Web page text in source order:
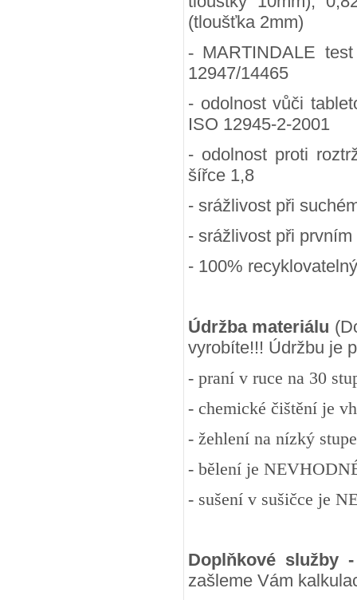
(tloušťka 2mm)
- MARTINDALE
12947/14465
- odolnost vůči
ISO 12945-2-2001
- odolnost proti
šířce 1,8
- srážlivost při
- srážlivost při
- 100% recyklovatelný
Údržba materiálu
vyrobíte!!! Údržbu je
- praní v ruce na 30
- chemické čištění je
- žehlení na nízký
- bělení je
- sušení v sušičce je
Doplňkové služby
zašleme Vám